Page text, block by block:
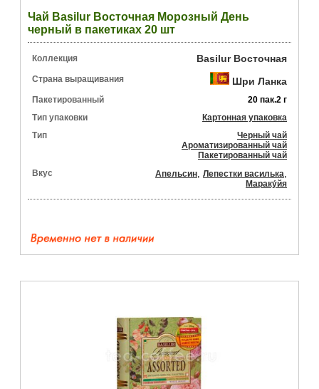
Чай Basilur Восточная Морозный День
черный в пакетиках 20 шт
Коллекция Basilur Восточная
Страна выращивания Шри Ланка
Пакетированный
20 пак.2 г
Тип упаковки
Картонная упаковка
Тип
Черный чай
Ароматизированный чай
Пакетированный чай
Вкус
Апельсин Лепестки василька
Мараку́йя